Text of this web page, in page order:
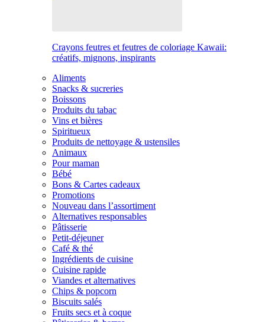
Crayons feutres et feutres de coloriage Kawaii:
créatifs, mignons, inspirants
Aliments
Snacks & sucreries
Boissons
Produits du tabac
Vins et bières
Spiritueux
Produits de nettoyage & ustensiles
Animaux
Pour maman
Bébé
Bons & Cartes cadeaux
Promotions
Nouveau dans l’assortiment
Alternatives responsables
Pâtisserie
Petit-déjeuner
Café & thé
Ingrédients de cuisine
Cuisine rapide
Viandes et alternatives
Chips & popcorn
Biscuits salés
Fruits secs et à coque